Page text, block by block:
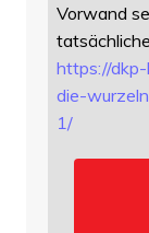
Vorwand
https://
die-
1/